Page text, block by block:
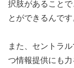
択肢があること
とができるんです
また、セントラ
つ情報提供にも